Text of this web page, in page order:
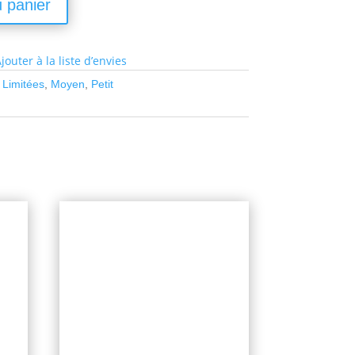
panier
à la liste d’envies
Limitées, Moyen Petit